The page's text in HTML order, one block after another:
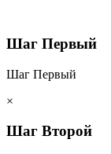
Шаг Первый
Шаг Первый
×
Шаг Второй